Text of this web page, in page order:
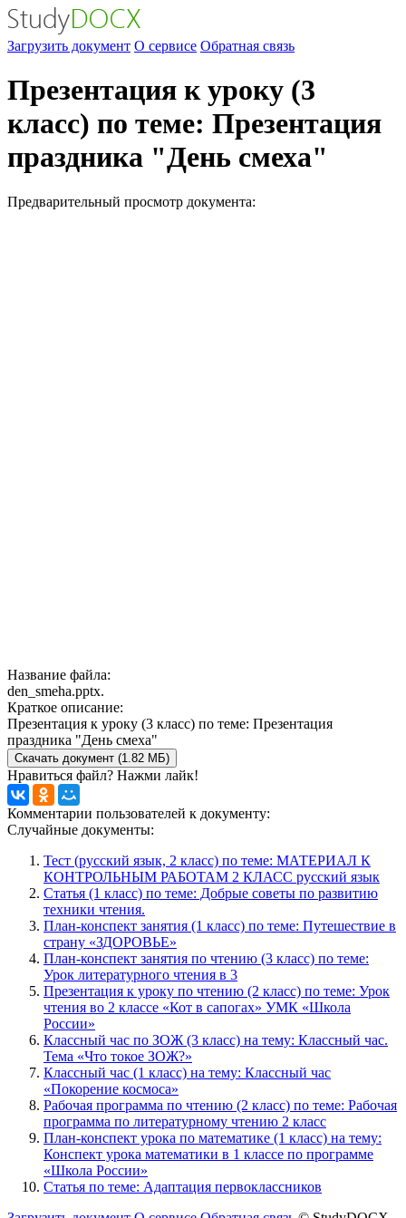
Загрузить документ О сервисе Обратная связь
Презентация к уроку (3
класс) по теме: Презентация
праздника "День смеха"
Предварительный просмотр документа:
Название файла:
den_smeha.pptx.
Краткое описание:
Презентация к уроку (3 класс) по теме: Презентация
праздника "День смеха"
Скачать документ (1.82 МБ)
Нравиться файл? Нажми лайк!
Комментарии пользователей к документу:
Случайные документы:
Тест (русский язык, 2 класс) по теме: МАТЕРИАЛ К
КОНТРОЛЬНЫМ РАБОТАМ 2 КЛАСС русский язык
Статья (1 класс) по теме: Добрые советы по развитию
техники чтения.
План-конспект занятия (1 класс) по теме: Путешествие в
страну «ЗДОРОВЬЕ»
План-конспект занятия по чтению (3 класс) по теме:
Урок литературного чтения в 3
Презентация к уроку по чтению (2 класс) по теме: Урок
чтения во 2 классе «Кот в сапогах» УМК «Школа
России»
Классный час по ЗОЖ (3 класс) на тему: Классный час.
Тема «Что токое ЗОЖ?»
Классный час (1 класс) на тему: Классный час
«Покорение космоса»
Рабочая программа по чтению (2 класс) по теме: Рабочая
программа по литературному чтению 2 класс
План-конспект урока по математике (1 класс) на тему:
Конспект урока математики в 1 классе по программе
«Школа России»
Статья по теме: Адаптация первоклассников